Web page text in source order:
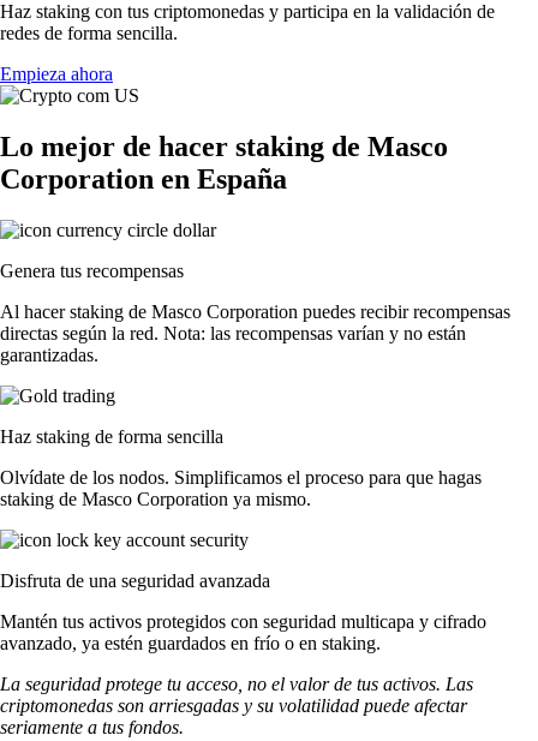
Haz staking con tus criptomonedas y participa en la validación de
redes de forma sencilla.
Empieza ahora
Lo mejor de hacer staking de Masco
Corporation en España
Genera tus recompensas
Al hacer staking de Masco Corporation puedes recibir recompensas
directas según la red. Nota: las recompensas varían y no están
garantizadas.
Haz staking de forma sencilla
Olvídate de los nodos. Simplificamos el proceso para que hagas
staking de Masco Corporation ya mismo.
Disfruta de una seguridad avanzada
Mantén tus activos protegidos con seguridad multicapa y cifrado
avanzado, ya estén guardados en frío o en staking.
La seguridad protege tu acceso, no el valor de tus activos. Las
criptomonedas son arriesgadas y su volatilidad puede afectar
seriamente a tus fondos.